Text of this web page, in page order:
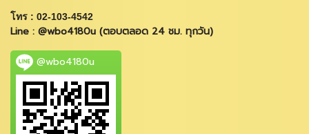
โทร : 02-103-4542
Line : @wbo4180u (ตอบตลอด 24 ชม. ทุกวัน)
@wbo4180u